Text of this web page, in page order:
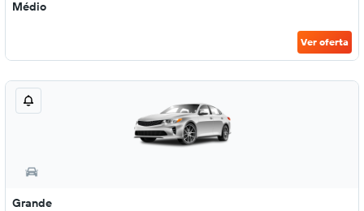
Médio
Ver oferta
Grande